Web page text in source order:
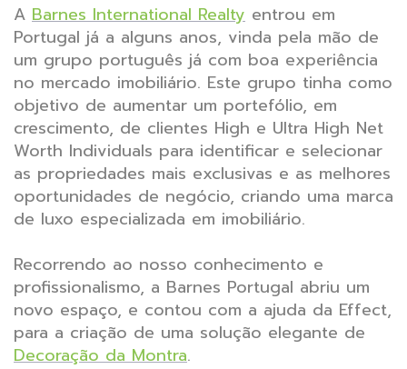
A Barnes International Realty entrou em
Portugal já a alguns anos, vinda pela mão de
um grupo português já com boa experiência
no mercado imobiliário. Este grupo tinha como
objetivo de aumentar um portefólio, em
crescimento, de clientes High e Ultra High Net
Worth Individuals para identificar e selecionar
as propriedades mais exclusivas e as melhores
oportunidades de negócio, criando uma marca
de luxo especializada em imobiliário.
Recorrendo ao nosso conhecimento e
profissionalismo, a Barnes Portugal abriu um
novo espaço, e contou com a ajuda da Effect,
para a criação de uma solução elegante de
Decoração da Montra.